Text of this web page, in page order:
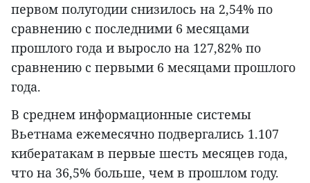
первом полугодии снизилось на 2,54% по
сравнению с последними 6 месяцами
прошлого года и выросло на 127,82% по
сравнению с первыми 6 месяцами прошлого
года.
В среднем информационные системы
Вьетнама ежемесячно подвергались 1.107
кибератакам в первые шесть месяцев года,
что на 36,5% больше, чем в прошлом году.